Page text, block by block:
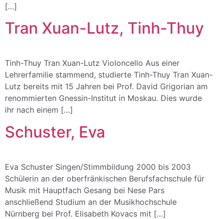
[…]
Tran Xuan-Lutz, Tinh-Thuy
Tinh-Thuy Tran Xuan-Lutz Violoncello Aus einer
Lehrerfamilie stammend, studierte Tinh-Thuy Tran Xuan-
Lutz bereits mit 15 Jahren bei Prof. David Grigorian am
renommierten Gnessin-Institut in Moskau. Dies wurde
ihr nach einem […]
Schuster, Eva
Eva Schuster Singen/Stimmbildung 2000 bis 2003
Schülerin an der oberfränkischen Berufsfachschule für
Musik mit Hauptfach Gesang bei Nese Pars
anschließend Studium an der Musikhochschule
Nürnberg bei Prof. Elisabeth Kovacs mit […]